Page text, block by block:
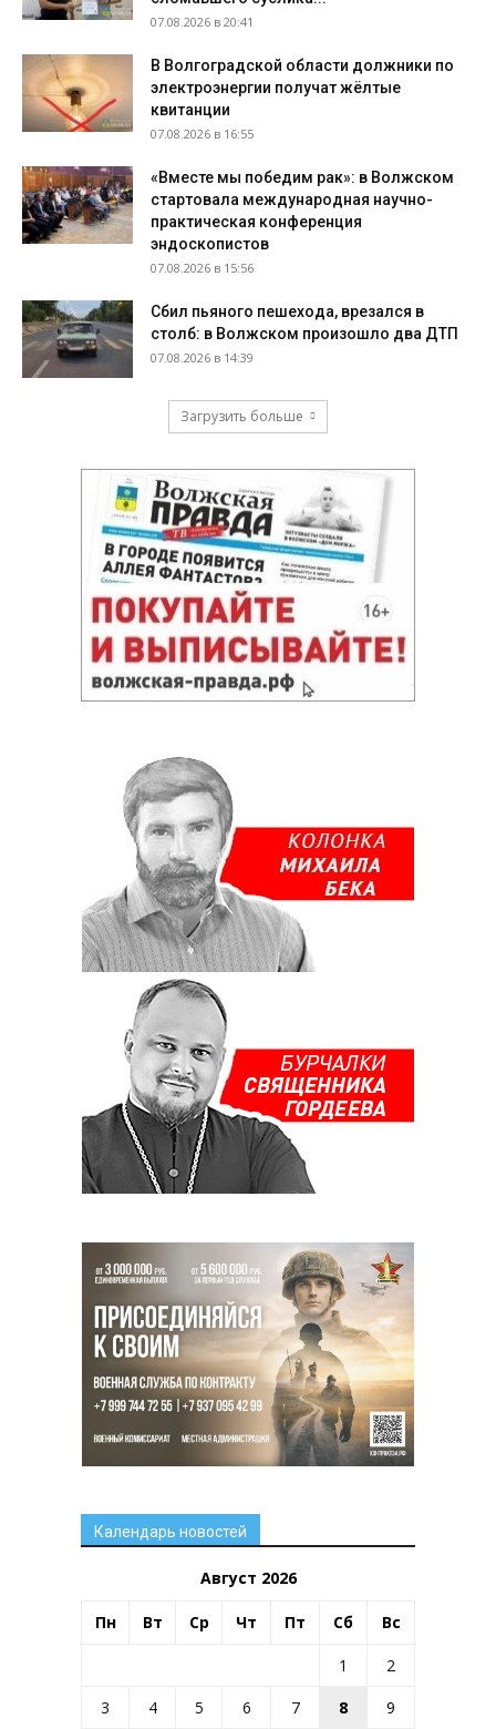
07.08.2026 в 20:41
В Волгоградской области должники по
электроэнергии получат жёлтые
квитанции
07.08.2026 в 16:55
«Вместе мы победим рак»: в Волжском
стартовала международная научно-
практическая конференция
эндоскопистов
07.08.2026 в 15:56
Сбил пьяного пешехода, врезался в
столб: в Волжском произошло два ДТП
07.08.2026 в 14:39
Загрузить больше
Календарь новостей
Август 2026
Пн Вт Ср Чт Пт Сб Вс
1
2
3
4 5 6 7 8
9